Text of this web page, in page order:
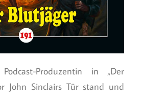
Produzentin in „Der
John Sinclairs Tür stand und